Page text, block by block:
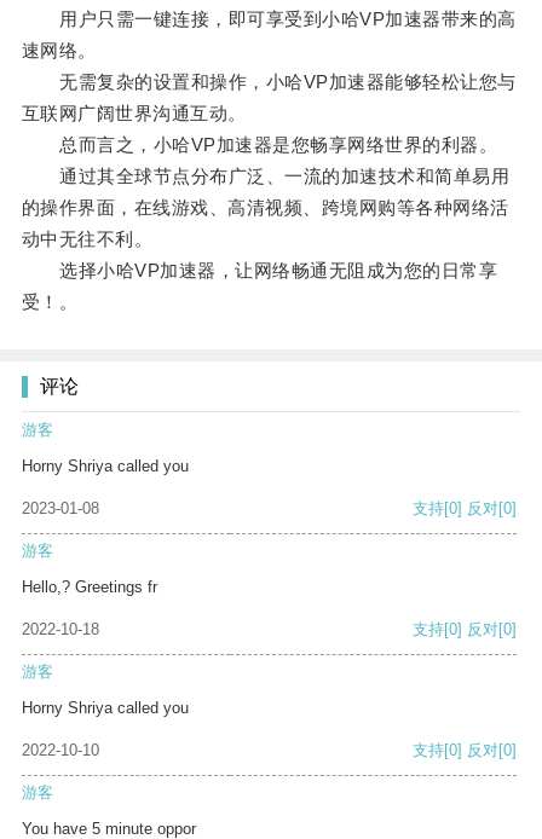
用户只需一键连接，即可享受到小哈VP加速器带来的高
速网络。
无需复杂的设置和操作，小哈VP加速器能够轻松让您与
互联网广阔世界沟通互动。
总而言之，小哈VP加速器是您畅享网络世界的利器。
通过其全球节点分布广泛、一流的加速技术和简单易用
的操作界面，在线游戏、高清视频、跨境网购等各种网络活
动中无往不利。
选择小哈VP加速器，让网络畅通无阻成为您的日常享
受！。
评论
游客
Horny Shriya called you
2023-01-08 支持[0] 反对[0]
游客
Hello,? Greetings fr
2022-10-18 支持[0] 反对[0]
游客
Horny Shriya called you
2022-10-10 支持[0] 反对[0]
游客
You have 5 minute oppor